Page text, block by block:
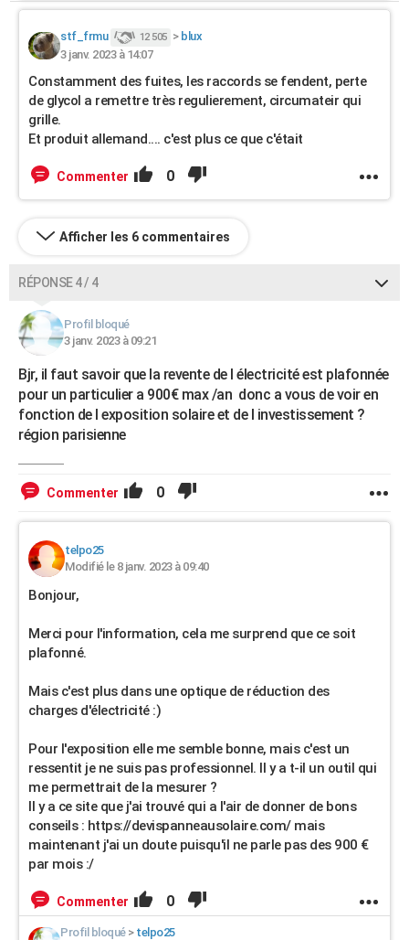
stf_frmu 12 505 > blux
3 janv. 2023 à 14:07
Constamment des fuites, les raccords se fendent, perte
de glycol a remettre très regulierement, circumateir qui
grille.
Et produit allemand.... c'est plus ce que c'était
Commenter 0
Afficher les 6 commentaires
RÉPONSE 4 / 4
Profil bloqué
3 janv. 2023 à 09:21
Bjr, il faut savoir que la revente de l électricité est plafonnée
pour un particulier a 900€ max /an donc a vous de voir en
fonction de l exposition solaire et de l investissement ?
région parisienne
Commenter 0
telpo25
Modifié le 8 janv. 2023 à 09:40
Bonjour,
Merci pour l'information, cela me surprend que ce soit
plafonné.
Mais c'est plus dans une optique de réduction des
charges d'électricité :)
Pour l'exposition elle me semble bonne, mais c'est un
ressentit je ne suis pas professionnel. Il y a t-il un outil qui
me permettrait de la mesurer ?
Il y a ce site que j'ai trouvé qui a l'air de donner de bons
conseils : https://devispanneausolaire.com/ mais
maintenant j'ai un doute puisqu'il ne parle pas des 900 €
par mois :/
Commenter 0
Profil bloqué> telpo25